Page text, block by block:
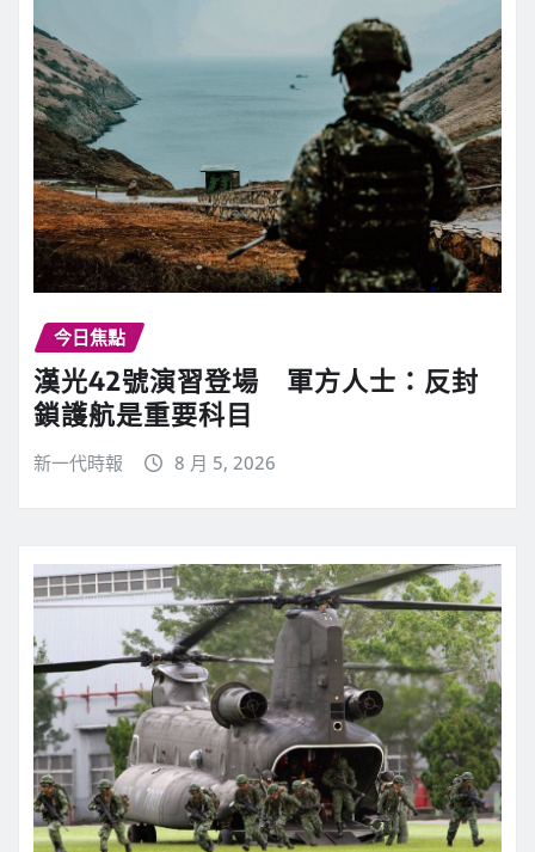
今日焦點
漢光42號演習登場 軍方人士：反封
鎖護航是重要科目
新一代時報 8 月 5, 2026